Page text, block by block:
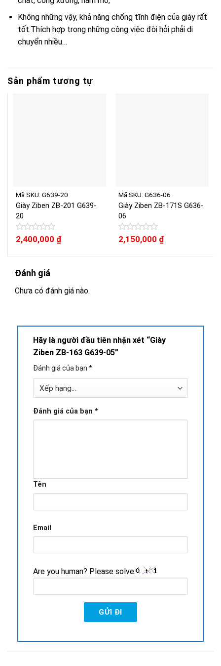
Không những vậy, khả năng chống tĩnh điện của giày rất
tốt.Thích hợp trong những công việc đòi hỏi phải di
chuyển nhiều…
Sản phẩm tương tự
Mã SKU: G639-20
Giày Ziben ZB-201 G639-
20
Được
xếp
5
sao
2,400,000 ₫
Mã SKU: G636-06
Giày Ziben ZB-171S G636-
06
Được
xếp
2,150,000 ₫
Đánh giá
Chưa có đánh giá nào.
Hãy là người đầu tiên nhận xét “Giày
Ziben ZB-163 G639-05”
Đánh giá của bạn *
Đánh giá của bạn *
Tên
Email
Are you human? Please solve: